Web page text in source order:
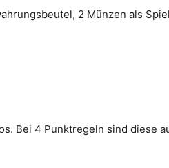
2 Münzen als
Bei 4 Punktregeln sind diese